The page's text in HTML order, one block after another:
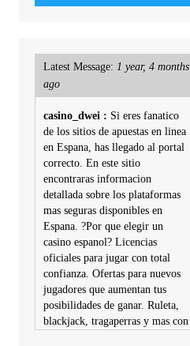
Latest Message: 1 year, 4 months
ago
casino_dwei : Si eres fanatico
de los sitios de apuestas en linea
en Espana, has llegado al portal
correcto. En este sitio
encontraras informacion
detallada sobre los plataformas
mas seguras disponibles en
Espana. ?Por que elegir un
casino espanol? Licencias
oficiales para jugar con total
confianza. Ofertas para nuevos
jugadores que aumentan tus
posibilidades de ganar. Ruleta,
blackjack, tragaperras y mas con